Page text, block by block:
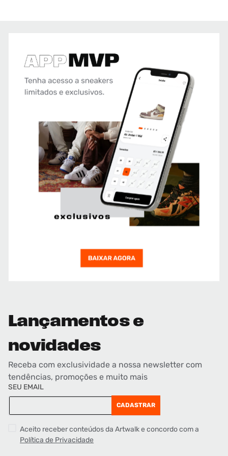
Lançamentos e
novidades
Receba com exclusividade a nossa newsletter com
tendências, promoções e muito mais
SEU EMAIL
CADASTRAR
Aceito receber conteúdos da Artwalk e concordo com a
Política de Privacidade